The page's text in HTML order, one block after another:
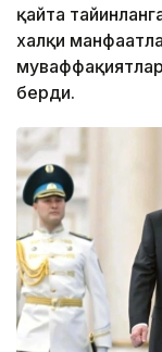
қайта
халқи
берди.